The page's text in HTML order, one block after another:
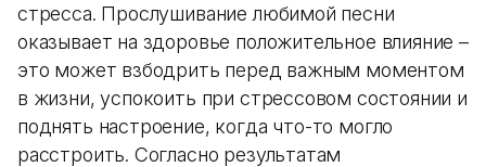
стресса. Прослушивание любимой песни
оказывает на здоровье положительное влияние –
это может взбодрить перед важным моментом
в жизни, успокоить при стрессовом состоянии и
поднять настроение, когда что-то могло
расстроить. Согласно результатам